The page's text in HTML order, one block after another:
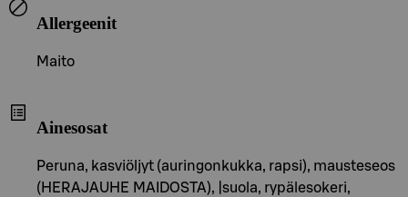
Allergeenit
Maito
Ainesosat
Peruna, kasviöljyt (auringonkukka, rapsi), mausteseos
(HERAJAUHE MAIDOSTA), |suola, rypälesokeri,